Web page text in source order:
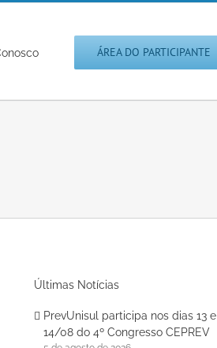
ÁREA DO PARTICIPANTE
Últimas Notícias
PrevUnisul participa nos dias 13 e
14/08 do 4º Congresso CEPREV